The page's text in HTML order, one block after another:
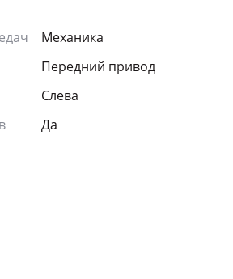
Механика
Передний привод
Слева
Да